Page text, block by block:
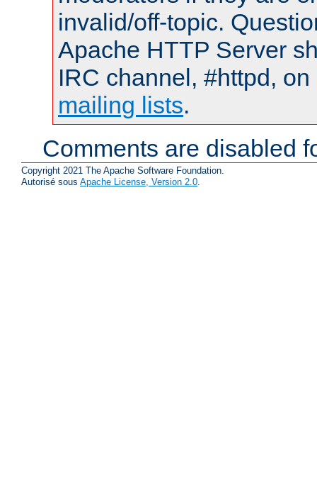
invalid/off-topic.
Apache HTTP Server
IRC channel, #httpd,
mailing lists.
Comments are disabled
Copyright 2021 The Apache Software Foundation.
Autorisé sous Apache License, Version 2.0